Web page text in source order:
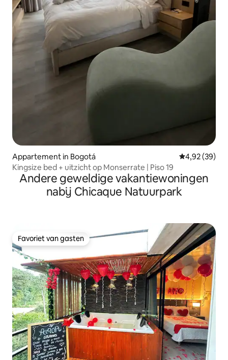
Appartement in Bogotá Gemiddelde
4,92 (39)
Kingsize bed + uitzicht op Monserrate | Piso 19
Andere geweldige vakantiewoningen
nabij Chicaque Natuurpark
Favoriet van gasten
Favoriet van gasten